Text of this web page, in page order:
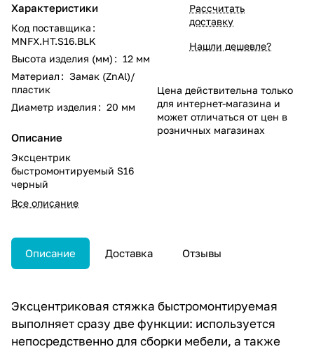
Характеристики
Код поставщика :
MNFX.HT.S16.BLK
Высота изделия (мм) : 12 мм
Материал : Замак (ZnAl)/
пластик
Диаметр изделия : 20 мм
Описание
Эксцентрик
быстромонтируемый S16
черный
Все описание
Рассчитать
доставку
Нашли дешевле?
Цена действительна только
для интернет-магазина и
может отличаться от цен в
розничных магазинах
Описание Доставка Отзывы
Эксцентриковая стяжка быстромонтируемая
выполняет сразу две функции: используется
непосредственно для сборки мебели, а также